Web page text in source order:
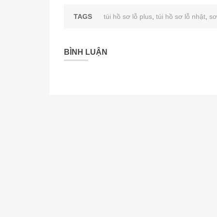
TAGS túi hồ sơ lỗ plus túi hồ sơ lỗ nhật
BÌNH LUẬN